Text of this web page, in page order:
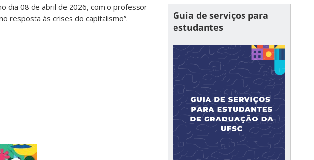
dia 08 de abril de 2026, com o professor
resposta às crises do capitalismo”.
Guia de serviços para
estudantes